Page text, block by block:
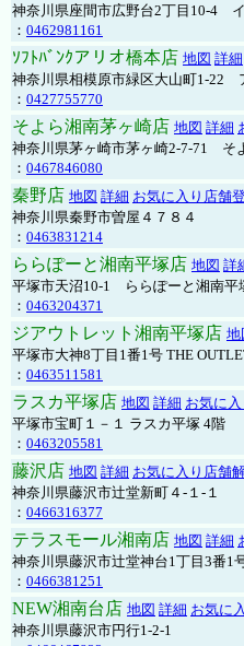
神奈川県座間市広野台2丁目10-4
： 0462981161
ｿﾌﾄﾊﾞﾝｸアリオ橋本店 地図 詳細
神奈川県相模原市緑区大山町1-22
： 0427755770
そよら湘南茅ヶ崎店 地図 詳細
神奈川県茅ヶ崎市茅ヶ崎2‐7‐71 そ
： 0467846080
秦野店 地図 詳細 お気に入り店舗
神奈川県秦野市曽屋４７８４
： 0463831214
ららぽーと湘南平塚店 地図 詳
平塚市天沼10-1 ららぽーと湘南平
： 0463204371
ジアウトレット湘南平塚店 地
平塚市大神8丁目1番1号 THE
： 0463511581
ラスカ平塚店 地図 詳細 お気に
平塚市宝町１－１ ラスカ平塚 4階
： 0463205581
藤沢店 地図 詳細 お気に入り店舗
神奈川県藤沢市辻堂新町４-１-１
： 0466316377
テラスモール湘南店 地図 詳細
神奈川県藤沢市辻堂神台1丁目3番1
： 0466381251
NEW湘南台店 地図 詳細 お気に
神奈川県藤沢市円行1-2-1